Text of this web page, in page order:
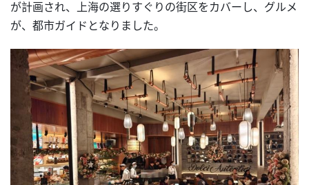
が計画され、上海の選りすぐりの街区をカバーし、グルメ
が、都市ガイドとなりました。